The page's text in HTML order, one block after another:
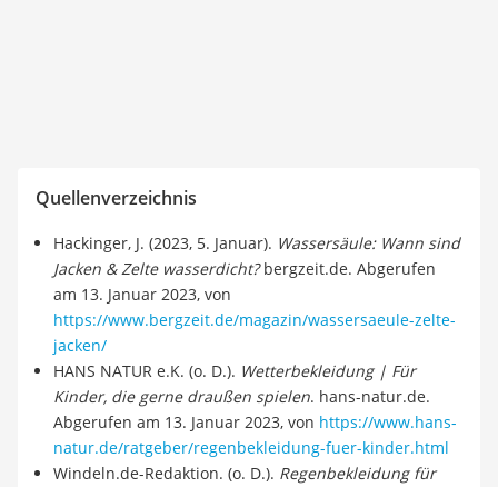
Quellenverzeichnis
Hackinger, J. (2023, 5. Januar). Wassersäule: Wann sind
Jacken & Zelte wasserdicht?bergzeit.de. Abgerufen
am 13. Januar 2023, von
https://www.bergzeit.de/magazin/wassersaeule-zelte-
jacken/
HANS NATUR e.K. (o. D.). Wetterbekleidung | Für
Kinder, die gerne draußen spielen. hans-natur.de.
Abgerufen am 13. Januar 2023, von https://www.hans-
natur.de/ratgeber/regenbekleidung-fuer-kinder.html
Windeln.de-Redaktion. (o. D.). Regenbekleidung für